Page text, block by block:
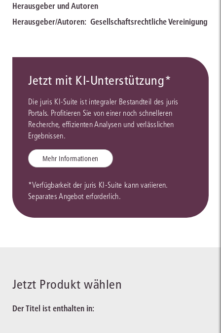
Herausgeber und Autoren
Herausgeber/Autoren: Gesellschaftsrechtliche Vereinigung
Jetzt mit KI-Unterstützung*
Die juris KI-Suite ist integraler Bestandteil des juris
Portals. Profitieren Sie von einer noch schnelleren
Recherche, effizienten Analysen und verlässlichen
Ergebnissen.
Mehr Informationen
*Verfügbarkeit der juris KI-Suite kann variieren.
Separates Angebot erforderlich.
Jetzt Produkt wählen
Der Titel ist enthalten in: